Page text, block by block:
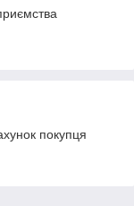
покупця